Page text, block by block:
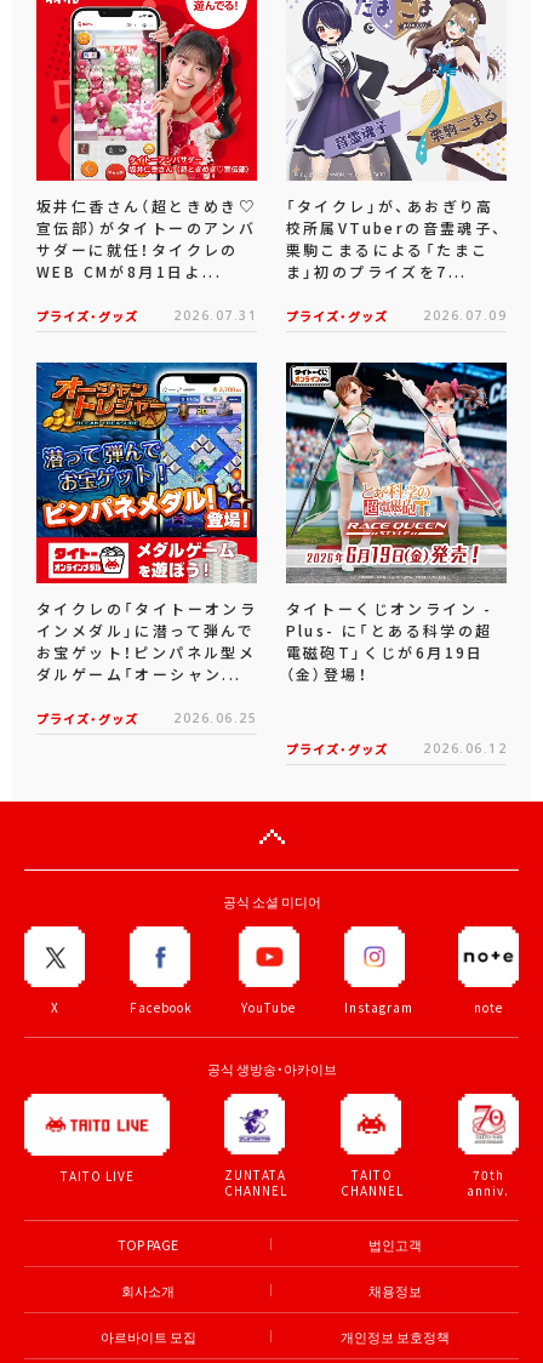
坂井仁香さん（超ときめき♡
宣伝部）がタイトーのアンバ
サダーに就任！タイクレの
WEB CMが8月1日よ...
プライズ・グッズ 2026.07.31
「タイクレ」が、あおぎり高
校所属VTuberの音霊魂子、
栗駒こまるによる「たまこ
ま」初のプライズを7...
プライズ・グッズ 2026.07.09
タイクレの「タイトーオンラ
インメダル」に潜って弾んで
お宝ゲット！ピンパネル型メ
ダルゲーム「オーシャン...
プライズ・グッズ 2026.06.25
タイトーくじオンライン -
Plus- に「とある科学の超
電磁砲T」くじが6月19日
（金）登場！
プライズ・グッズ 2026.06.12
공식 소셜 미디어
X Facebook YouTube Instagram note
공식 생방송・아카이브
TAITO LIVE
ZUNTATA
CHANNEL
TAITO
CHANNEL
70th
anniv.
TOP PAGE 법인고객
회사소개 채용정보
아르바이트 모집 개인정보 보호정책